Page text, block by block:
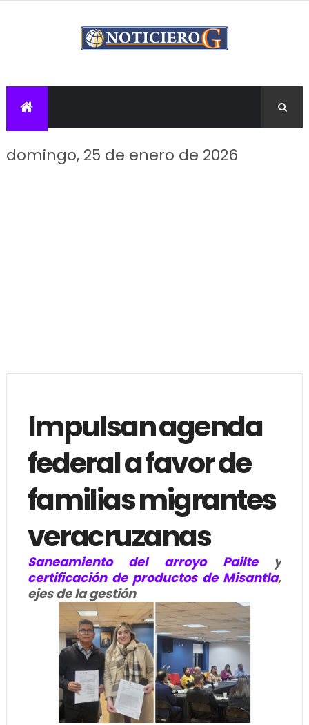
domingo, 25 de enero de 2026
Impulsan agenda
federal a favor de
familias migrantes
veracruzanas
Saneamiento del arroyo Pailtey
certificación de productos de Misantla,
ejes de la gestión